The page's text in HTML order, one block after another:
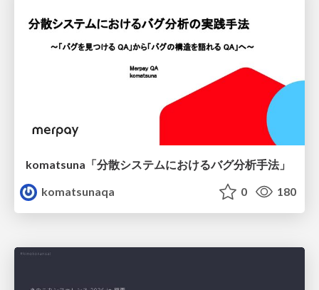
komatsuna「分散システムにおけるバグ分析手法」
komatsunaqa
0 180